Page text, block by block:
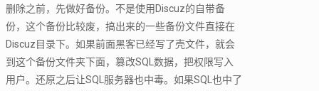
删除之前，先做好备份。不是使用Discuz的自带备
份，这个备份比较废，搞出来的一些备份文件直接在
Discuz目录下。如果前面黑客已经写了壳文件，就会
到这个备份文件夹下面，篡改SQL数据，把权限写入
用户。还原之后让SQL服务器也中毒。如果SQL也中了